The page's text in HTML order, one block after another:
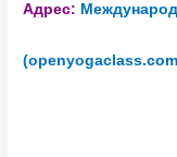
Адрес: